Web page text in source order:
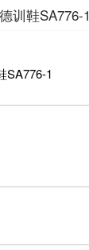
训鞋SA776-1
SA776-1